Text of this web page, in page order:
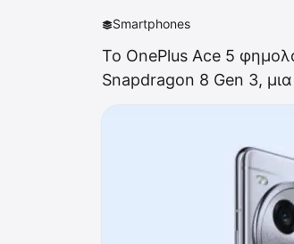
Smartphones
Το OnePlus Ace 5
Snapdragon 8 Gen 3,